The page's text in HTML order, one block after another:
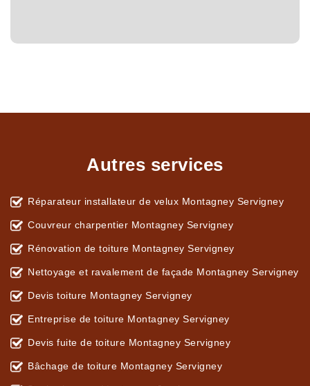
Autres services
Réparateur installateur de velux Montagney Servigney
Couvreur charpentier Montagney Servigney
Rénovation de toiture Montagney Servigney
Nettoyage et ravalement de façade Montagney Servigney
Devis toiture Montagney Servigney
Entreprise de toiture Montagney Servigney
Devis fuite de toiture Montagney Servigney
Bâchage de toiture Montagney Servigney